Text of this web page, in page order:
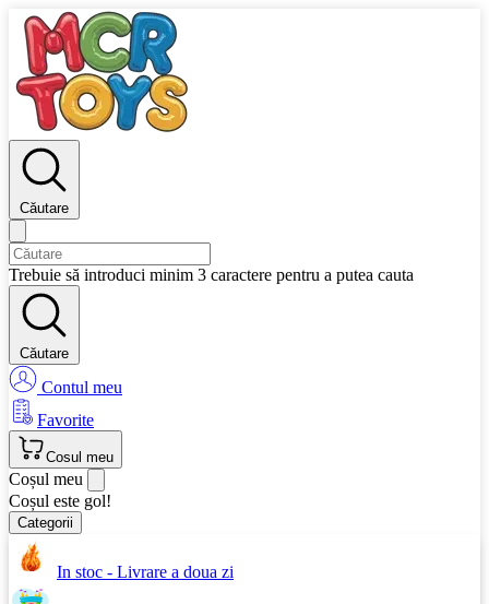
Căutare
Trebuie să introduci minim 3 caractere pentru a putea cauta
Căutare
Contul meu
Favorite
Cosul meu
Coșul meu
Coșul este gol!
Categorii
In stoc - Livrare a doua zi